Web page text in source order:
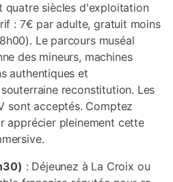
quatre siècles d'exploitation
: 7€ par adulte, gratuit moins
Le parcours muséal
des mineurs, machines
authentiques et
reconstitution. Les
sont acceptés. Comptez
apprécier pleinement cette
: Déjeunez à La Croix ou